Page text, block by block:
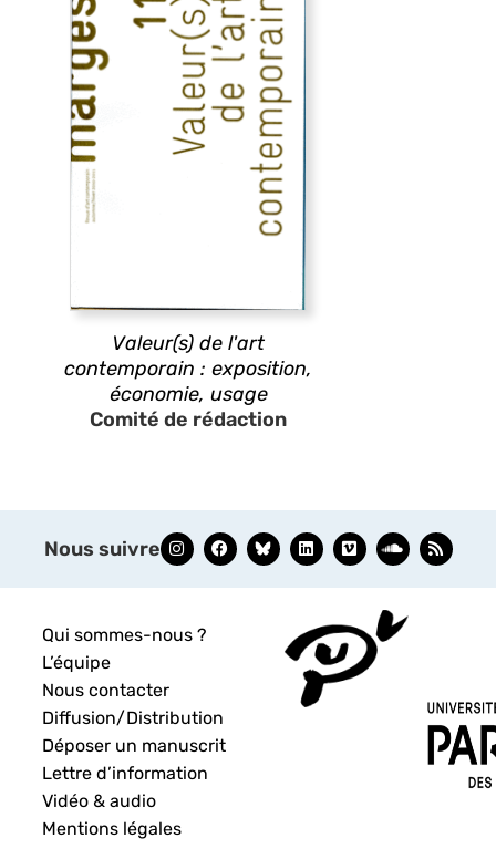
Valeur(s) de l'art
contemporain : exposition,
économie, usage
Comité de rédaction
Nous suivre
Qui sommes-nous ?
L’équipe
Nous contacter
Diffusion/Distribution
Déposer un manuscrit
Lettre d’information
Vidéo & audio
Mentions légales